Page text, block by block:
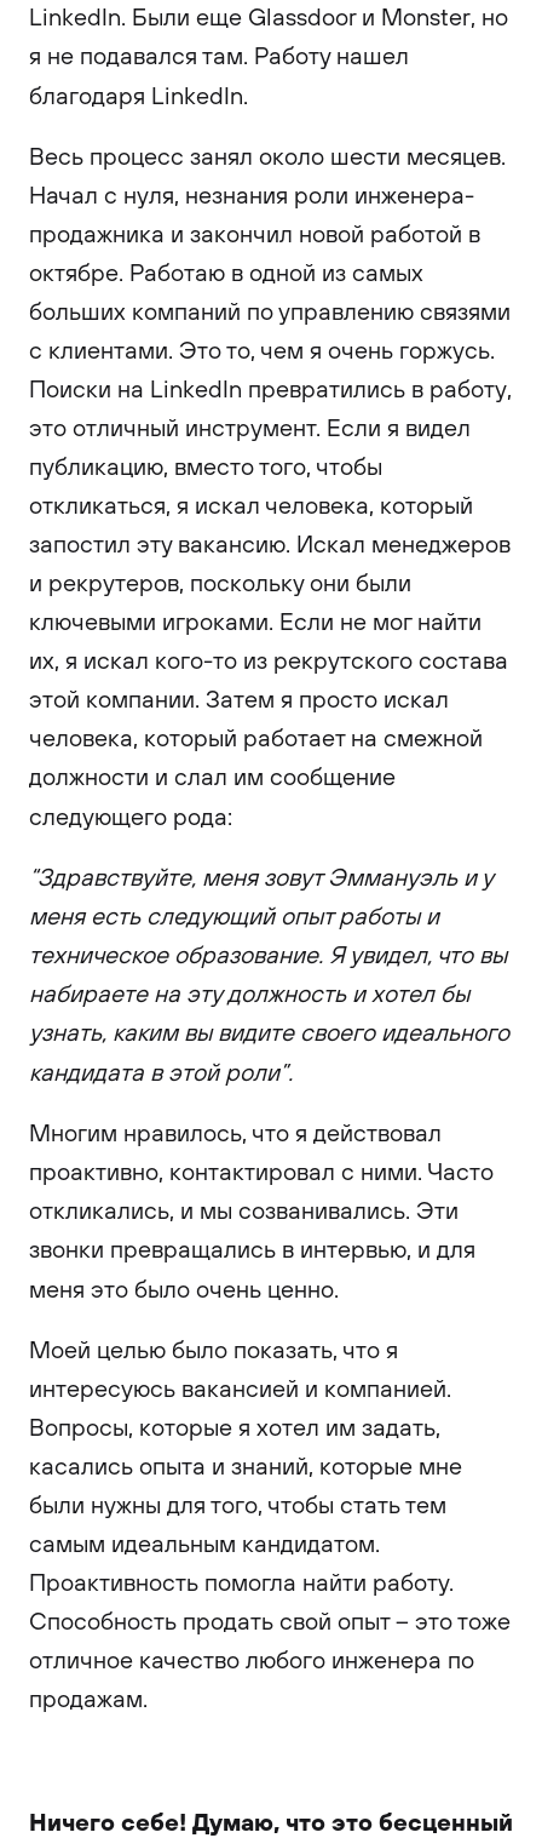
LinkedIn. Были еще Glassdoor и Monster, но
я не подавался там. Работу нашел
благодаря LinkedIn.
Весь процесс занял около шести месяцев.
Начал с нуля, незнания роли инженера-
продажника и закончил новой работой в
октябре. Работаю в одной из самых
больших компаний по управлению связями
с клиентами. Это то, чем я очень горжусь.
Поиски на LinkedIn превратились в работу,
это отличный инструмент. Если я видел
публикацию, вместо того, чтобы
откликаться, я искал человека, который
запостил эту вакансию. Искал менеджеров
и рекрутеров, поскольку они были
ключевыми игроками. Если не мог найти
их, я искал кого-то из рекрутского состава
этой компании. Затем я просто искал
человека, который работает на смежной
должности и слал им сообщение
следующего рода:
“Здравствуйте, меня зовут Эммануэль и у
меня есть следующий опыт работы и
техническое образование. Я увидел, что вы
набираете на эту должность и хотел бы
узнать, каким вы видите своего идеального
кандидата в этой роли”.
Многим нравилось, что я действовал
проактивно, контактировал с ними. Часто
откликались, и мы созванивались. Эти
звонки превращались в интервью, и для
меня это было очень ценно.
Моей целью было показать, что я
интересуюсь вакансией и компанией.
Вопросы, которые я хотел им задать,
касались опыта и знаний, которые мне
были нужны для того, чтобы стать тем
самым идеальным кандидатом.
Проактивность помогла найти работу.
Способность продать свой опыт – это тоже
отличное качество любого инженера по
продажам.
Ничего себе! Думаю, что это бесценный